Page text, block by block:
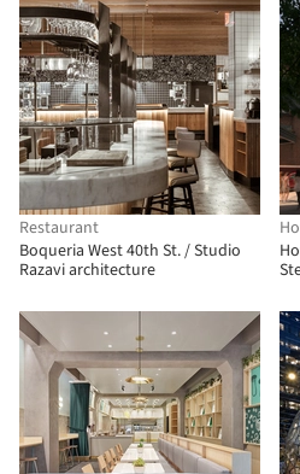
Restaurant
Boqueria West 40th St. / Studio
Razavi architecture